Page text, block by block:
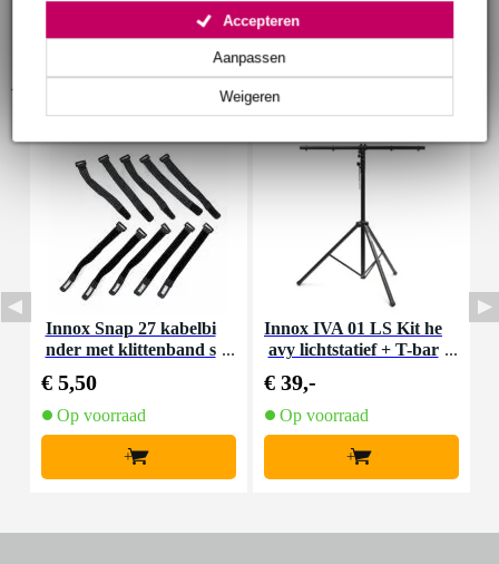
Weigeren
Aanpassen
Accepteren
Accessoires (9)
Innox Snap 27 kabelbi
nder met klittenband s
€ 5,50
Op voorraad
+
Innox IVA 01 LS Kit he
avy lichtstatief + T-bar
€ 39,-
Op voorraad
+